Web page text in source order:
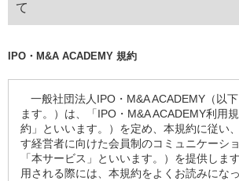
て
IPO・M&A ACADEMY 規約
一般社団法人 IPO ・ M&A ACADEMY （以
ます。）は、「IPO ・ M&A ACADEMY利用
約」といいます。）を定め、本規約に従い、
す経営者に向けた会員制のコミュニケーシ
「本サービス」といいます。）を提供しま
用される際には、本規約をよくお読みにな